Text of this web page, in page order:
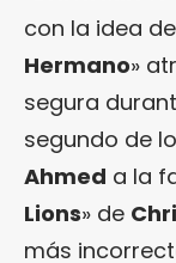
con la idea
Hermano»
segura
segundo de
Ahmed a la
Lions» de
más